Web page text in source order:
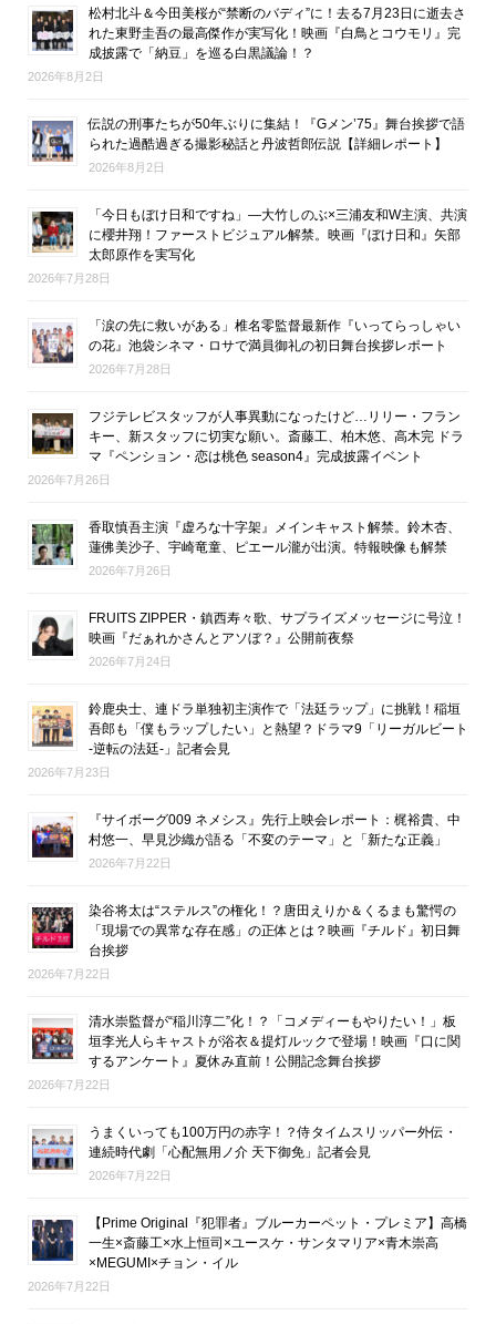
松村北斗＆今田美桜が“禁断のバディ”に！去る7月23日に逝去さ
れた東野圭吾の最高傑作が実写化！映画『白鳥とコウモリ』完
成披露で「納豆」を巡る白黒議論！？
2026年8月2日
伝説の刑事たちが50年ぶりに集結！『Gメン’75』舞台挨拶で語
られた過酷過ぎる撮影秘話と丹波哲郎伝説【詳細レポート】
2026年8月2日
「今日もぼけ日和ですね」―大竹しのぶ×三浦友和W主演、共演
に櫻井翔！ファーストビジュアル解禁。映画『ぼけ日和』矢部
太郎原作を実写化
2026年7月28日
「涙の先に救いがある」椎名零監督最新作『いってらっしゃい
の花』池袋シネマ・ロサで満員御礼の初日舞台挨拶レポート
2026年7月28日
フジテレビスタッフが人事異動になったけど…リリー・フラン
キー、新スタッフに切実な願い。斎藤工、柏木悠、高木完 ドラ
マ『ペンション・恋は桃色 season4』完成披露イベント
2026年7月26日
香取慎吾主演『虚ろな十字架』メインキャスト解禁。鈴木杏、
蓮佛美沙子、宇崎竜童、ピエール瀧が出演。特報映像も解禁
2026年7月26日
FRUITS ZIPPER・鎮西寿々歌、サプライズメッセージに号泣！
映画『だぁれかさんとアソぼ？』公開前夜祭
2026年7月24日
鈴鹿央士、連ドラ単独初主演作で「法廷ラップ」に挑戦！稲垣
吾郎も「僕もラップしたい」と熱望？ドラマ9「リーガルビート
-逆転の法廷-」記者会見
2026年7月23日
『サイボーグ009 ネメシス』先行上映会レポート：梶裕貴、中
村悠一、早見沙織が語る「不変のテーマ」と「新たな正義」
2026年7月22日
染谷将太は“ステルス”の権化！？唐田えりか＆くるまも驚愕の
「現場での異常な存在感」の正体とは？映画『チルド』初日舞
台挨拶
2026年7月22日
清水崇監督が“稲川淳二”化！？「コメディーもやりたい！」板
垣李光人らキャストが浴衣＆提灯ルックで登場！映画『口に関
するアンケート』夏休み直前！公開記念舞台挨拶
2026年7月22日
うまくいっても100万円の赤字！？侍タイムスリッパー外伝・
連続時代劇「心配無用ノ介 天下御免」記者会見
2026年7月22日
【Prime Original『犯罪者』ブルーカーペット・プレミア】高橋
一生×斎藤工×水上恒司×ユースケ・サンタマリア×青木崇高
×MEGUMI×チョン・イル
2026年7月22日